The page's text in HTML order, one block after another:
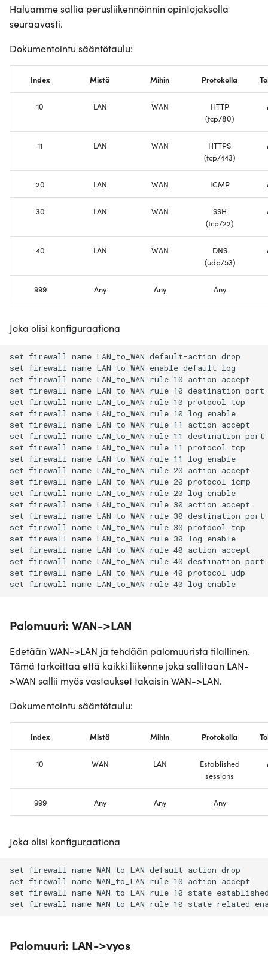
Haluamme sallia perusliikennöinnin opintojaksolla
seuraavasti.
Dokumentointu sääntötaulu:
Index Mistä Mihin Protokolla
10 LAN WAN
HTTP
(tcp/80)
11 LAN WAN
HTTPS
(tcp/443)
20 LAN WAN ICMP
30 LAN WAN
SSH
(tcp/22)
40 LAN WAN
DNS
(udp/53)
999 Any Any Any
Joka olisi konfiguraationa
set firewall name LAN_to_WAN default-action drop
set firewall name LAN_to_WAN enable-default-log
set firewall name LAN_to_WAN rule 10 action accept
set firewall name LAN_to_WAN rule 10 destination port
set firewall name LAN_to_WAN rule 10 protocol tcp
set firewall name LAN_to_WAN rule 10 log enable
set firewall name LAN_to_WAN rule 11 action accept
set firewall name LAN_to_WAN rule 11 destination port
set firewall name LAN_to_WAN rule 11 protocol tcp
set firewall name LAN_to_WAN rule 11 log enable
set firewall name LAN_to_WAN rule 20 action accept
set firewall name LAN_to_WAN rule 20 protocol icmp
set firewall name LAN_to_WAN rule 20 log enable
set firewall name LAN_to_WAN rule 30 action accept
set firewall name LAN_to_WAN rule 30 destination port
set firewall name LAN_to_WAN rule 30 protocol tcp
set firewall name LAN_to_WAN rule 30 log enable
set firewall name LAN_to_WAN rule 40 action accept
set firewall name LAN_to_WAN rule 40 destination port
set firewall name LAN_to_WAN rule 40 protocol udp
Palomuuri: WAN->LAN
Edetään WAN->LAN ja tehdään palomuurista tilallinen.
Tämä tarkoittaa että kaikki liikenne joka sallitaan LAN-
>WAN sallii myös vastaukset takaisin WAN->LAN.
Dokumentointu sääntötaulu:
Index Mistä Mihin Protokolla
10 WAN LAN
Established
sessions
999 Any Any Any
Joka olisi konfiguraationa
set firewall name WAN_to_LAN default-action drop
set firewall name WAN_to_LAN rule 10 action accept
set firewall name WAN_to_LAN rule 10 state
Palomuuri: LAN->vyos